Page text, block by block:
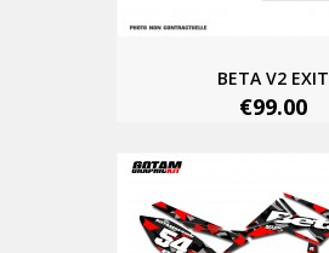
BETA V2 EXIT
€99.00